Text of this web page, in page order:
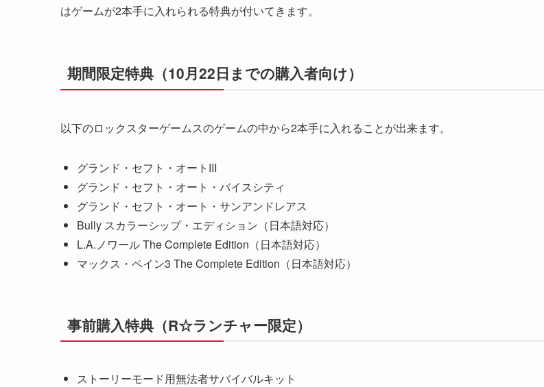
はゲームが2本手に入れられる特典が付いてきます。
期間限定特典（10月22日までの購入者向け）
以下のロックスターゲームスのゲームの中から2本手に入れることが出来ます。
グランド・セフト・オートIII
グランド・セフト・オート・バイスシティ
グランド・セフト・オート・サンアンドレアス
Bully スカラーシップ・エディション（日本語対応）
L.A.ノワール The Complete Edition（日本語対応）
マックス・ペイン3 The Complete Edition（日本語対応）
事前購入特典（R☆ランチャー限定）
ストーリーモード用無法者サバイバルキット